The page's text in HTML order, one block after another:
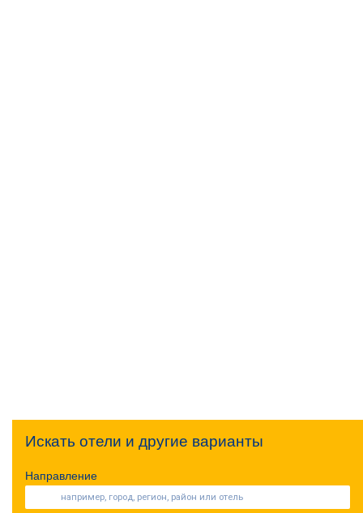
Искать отели и другие варианты
Направление